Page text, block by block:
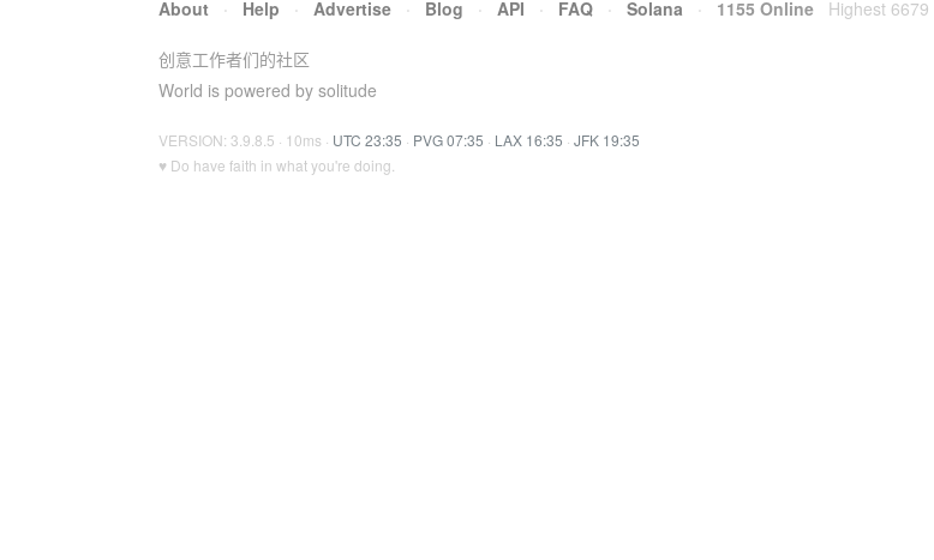
About · Help · Advertise · Blog · API · FAQ · Solana · 1155 Online Highest 6679
创意工作者们的社区
World is powered by solitude
VERSION: 3.9.8.5 · 10ms · UTC 23:35 · PVG 07:35 · LAX 16:35 · JFK 19:35
♥ Do have faith in what you're doing.